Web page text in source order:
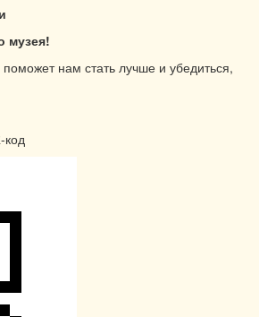
музея!
нам стать лучше и убедиться,
код